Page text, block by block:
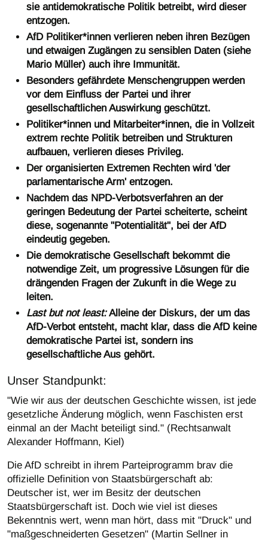
sie antidemokratische Politik betreibt, wird dieser
entzogen.
AfD Politiker*innen verlieren neben ihren Bezügen
und etwaigen Zugängen zu sensiblen Daten (siehe
Mario Müller) auch ihre Immunität.
Besonders gefährdete Menschengruppen werden
vor dem Einfluss der Partei und ihrer
gesellschaftlichen Auswirkung geschützt.
Politiker*innen und Mitarbeiter*innen, die in Vollzeit
extrem rechte Politik betreiben und Strukturen
aufbauen, verlieren dieses Privileg.
Der organisierten Extremen Rechten wird 'der
parlamentarische Arm' entzogen.
Nachdem das NPD-Verbotsverfahren an der
geringen Bedeutung der Partei scheiterte, scheint
diese, sogenannte "Potentialität", bei der AfD
eindeutig gegeben.
Die demokratische Gesellschaft bekommt die
notwendige Zeit, um progressive Lösungen für die
drängenden Fragen der Zukunft in die Wege zu
leiten.
Last but not least:Alleine der Diskurs, der um das
AfD-Verbot entsteht, macht klar, dass die AfD keine
demokratische Partei ist, sondern ins
gesellschaftliche Aus gehört.
Unser Standpunkt:
"Wie wir aus der deutschen Geschichte wissen, ist jede
gesetzliche Änderung möglich, wenn Faschisten erst
einmal an der Macht beteiligt sind." (Rechtsanwalt
Alexander Hoffmann, Kiel)
Die AfD schreibt in ihrem Parteiprogramm brav die
offizielle Definition von Staatsbürgerschaft ab:
Deutscher ist, wer im Besitz der deutschen
Staatsbürgerschaft ist. Doch wie viel ist dieses
Bekenntnis wert, wenn man hört, dass mit "Druck" und
"maßgeschneiderten Gesetzen" (Martin Sellner in